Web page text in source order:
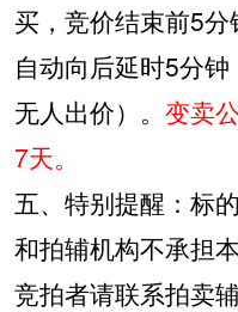
买，竞价结束前5分
自动向后延时5分钟
无人出价）。 变卖
7天。
五、特别提醒：标
和拍辅机构不承担
竞拍者请联系拍卖